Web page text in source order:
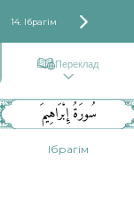
14. Ібрагім
Переклад
سُورَةُ إِبْرَاهِيمَ
Ібрагім